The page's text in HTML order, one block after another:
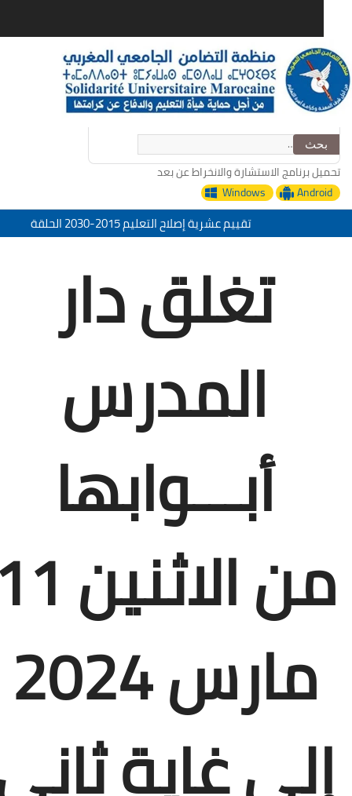
برنامج الاستشارة والانخراط عن بعد
Windows
تقييم عشرية إصلاح التعليم 2015-2030 الحلقة
الأولى: المدرسة المغربية بين جمال النصوص وقسوة
منظمة التضامن الجامعي المغربي تعزي في وفاة
الأخ عمر الجابري مدير دار النشر المغربية
“التدبير الرقمي للإدارة التربية خدمات منظمة
التضامن الجامعي المغربي”
تحت شعار: المدرسة المغربية والمشروع المجتمعي
الأولى: المدرسة المغربية بين جمال النصوص وقسوة
الميدان – اليوم 24
تغلق دار
المدرس
أبـــوابها
من الاثنين 11
مارس 2024
غاية ثاني